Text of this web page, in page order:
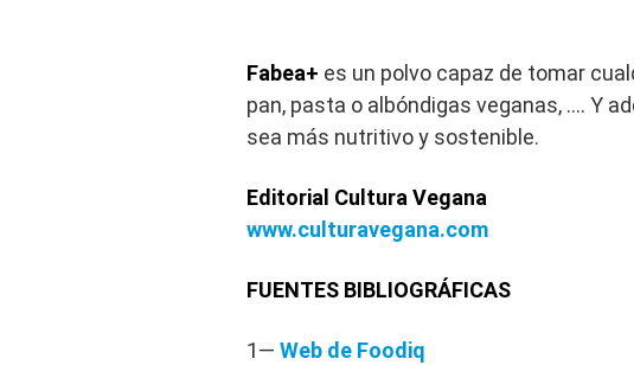
Fabea+ es un polvo capaz de tomar
pan, pasta o albóndigas veganas, …. Y
sea más nutritivo y sostenible.
Editorial Cultura Vegana
www.culturavegana.com
FUENTES BIBLIOGRÁFICAS
1— Web de Foodiq